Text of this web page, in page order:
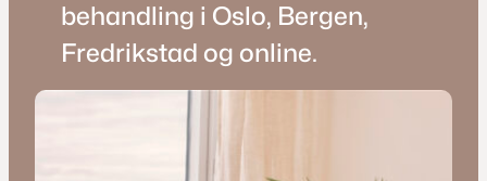
behandling i Oslo, Bergen,
Fredrikstad og online.